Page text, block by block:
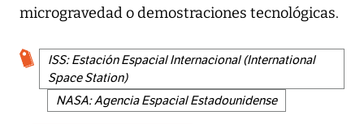
microgravedad o demostraciones tecnológicas.
ISS: Estación Espacial Internacional (International
Space Station)
NASA: Agencia Espacial Estadounidense